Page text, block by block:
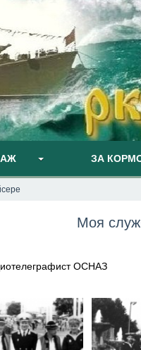
ЗА
Моя
ОСНАЗ